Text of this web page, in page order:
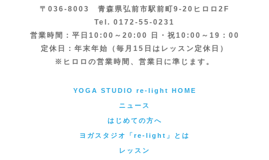
〒036-8003 青森県弘前市駅前町9-20ヒロロ2F
Tel. 0172-55-0231
営業時間：平日10:00～20:00 日・祝10:00～19：00
定休日：年末年始（毎月15日はレッスン定休日）
※ヒロロの営業時間、営業日に準じます。
YOGA STUDIO re-light HOME
ニュース
はじめての方へ
ヨガスタジオ「re-light」とは
レッスン